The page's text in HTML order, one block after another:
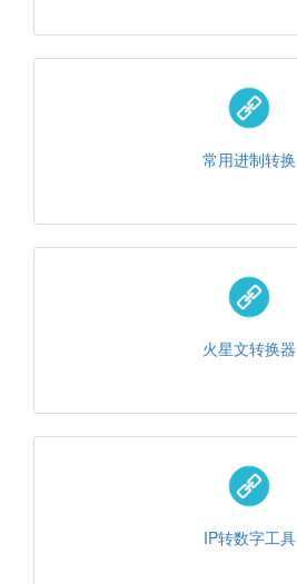
常用进制转换
火星文转换器
IP转数字工具